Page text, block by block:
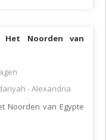
Het Noorden van
- Alexandria
Noorden van Egypte